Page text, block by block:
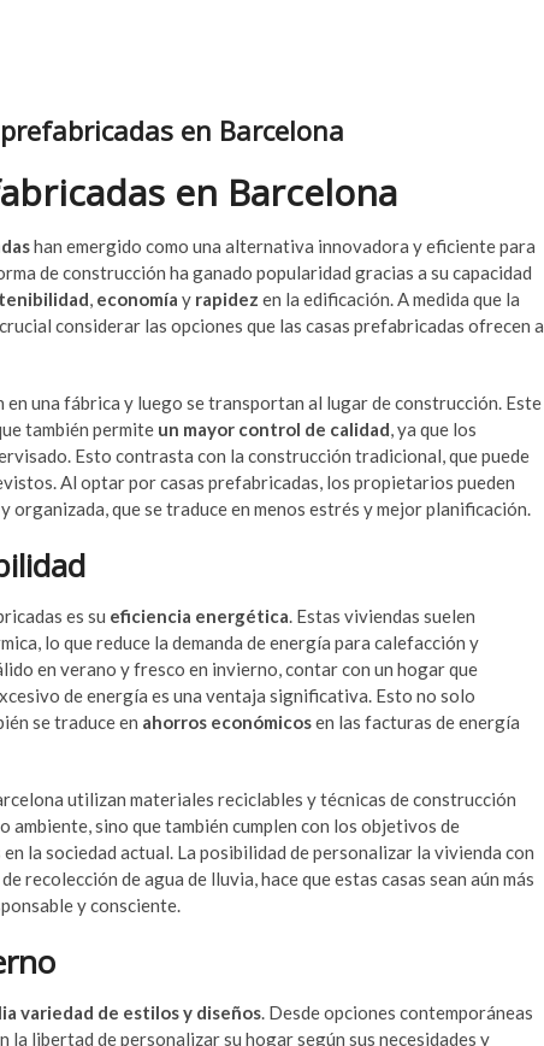
en Barcelona
en Barcelona
han emergido como una alternativa innovadora y eficiente para
de construcción ha ganado popularidad gracias a su capacidad
, economía y rapidez en la edificación. A medida que la
considerar las opciones que las casas prefabricadas ofrecen a
una fábrica y luego se transportan al lugar de construcción. Este
también permite un mayor control de calidad, ya que los
Esto contrasta con la construcción tradicional, que puede
Al optar por casas prefabricadas, los propietarios pueden
que se traduce en menos estrés y mejor planificación.
es su eficiencia energética. Estas viviendas suelen
lo que reduce la demanda de energía para calefacción y
en verano y fresco en invierno, contar con un hogar que
de energía es una ventaja significativa. Esto no solo
se traduce en ahorros económicosen las facturas de energía
utilizan materiales reciclables y técnicas de construcción
sino que también cumplen con los objetivos de
la sociedad actual. La posibilidad de personalizar la vivienda con
recolección de agua de lluvia, hace que estas casas sean aún más
y consciente.
variedad de estilos y diseños. Desde opciones contemporáneas
libertad de personalizar su hogar según sus necesidades y